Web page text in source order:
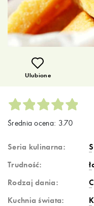
Ulubione
Średnia ocena: 3.70
Seria kulinarna:
Trudność:
Rodzaj dania:
Kuchnia świata: